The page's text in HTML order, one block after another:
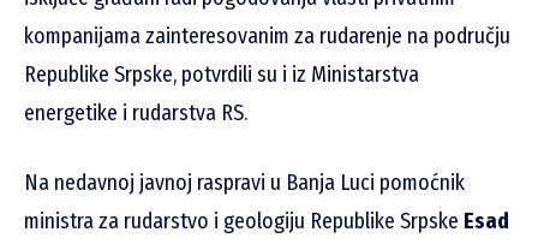
kompanijama zainteresovanim za rudarenje na području
Republike Srpske, potvrdili su i iz Ministarstva
energetike i rudarstva RS.
Na nedavnoj javnoj raspravi u Banja Luci pomoćnik
ministra za rudarstvo i geologiju Republike Srpske Esad